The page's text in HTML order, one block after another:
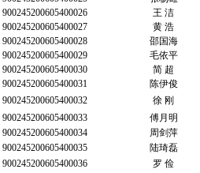
900245200605400026
王 洁
900245200605400027
黄 浩
900245200605400028
邵国海
900245200605400029
毛依平
900245200605400030
简 超
900245200605400031
陈伊俊
900245200605400032
徐 刚
900245200605400033
傅月明
900245200605400034
周剑萍
900245200605400035
陆琦磊
900245200605400036
罗 俭